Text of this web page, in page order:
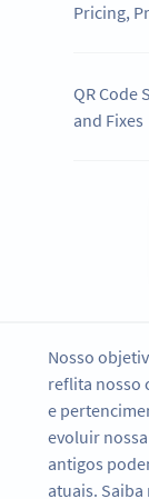
Pricing,
QR Code
and Fixes
Nosso
reflita nosso
e
evoluir
antigos
atuais.